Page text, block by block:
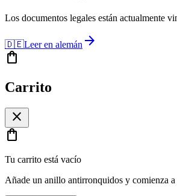
Los documentos legales están actualmente
🇩🇪Leer en alemán arrow_forward
shopping_bag
Carrito
close
shopping_bag
Tu carrito está vacío
Añade un anillo antirronquidos y comienza